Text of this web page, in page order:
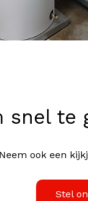
snel te
Neem ook een
Stel